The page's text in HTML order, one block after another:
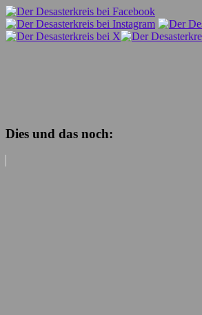
Dies und das noch: